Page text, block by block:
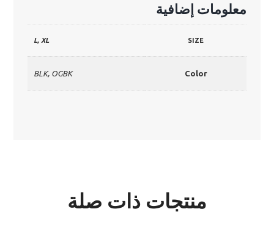
معلومات إضافية
SIZE
L, XL
Color
BLK, OGBK
منتجات ذات صلة